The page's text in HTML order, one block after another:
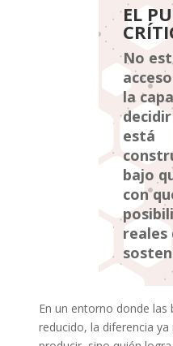
EL
No
la
está
bajo
con
reales
En un entorno donde las
reducido, la diferencia